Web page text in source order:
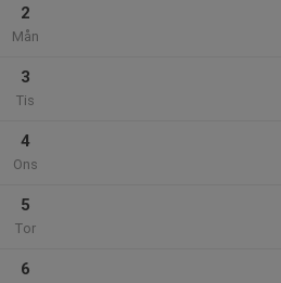
2
Mån
3
Tis
4
Ons
5
Tor
6